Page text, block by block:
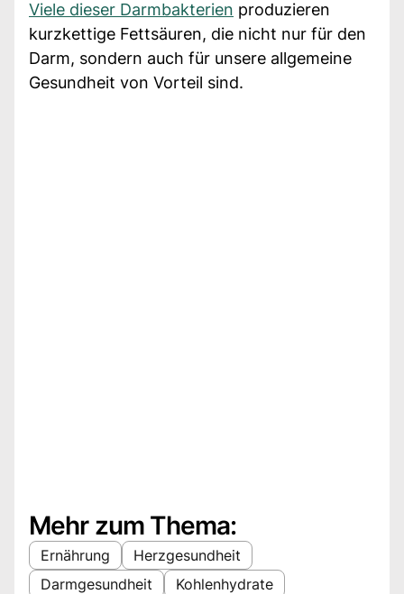
Viele dieser Darmbakterien produzieren
kurzkettige Fettsäuren, die nicht nur für den
Darm, sondern auch für unsere allgemeine
Gesundheit von Vorteil sind.
Mehr zum Thema:
Ernährung
Herzgesundheit
Darmgesundheit
Kohlenhydrate